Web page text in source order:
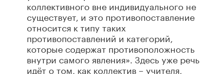
коллективного вне индивидуального не
существует, и это противопоставление
относится к типу таких
противопоставлений и категорий,
которые содержат противоположность
внутри самого явления». Здесь уже речь
идёт о том, как коллектив – учителя,